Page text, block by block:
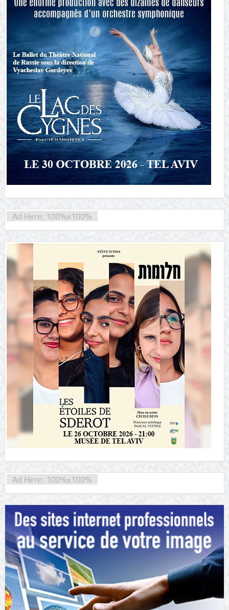
Ad Here: 100%x100%
Ad Here: 100%x100%